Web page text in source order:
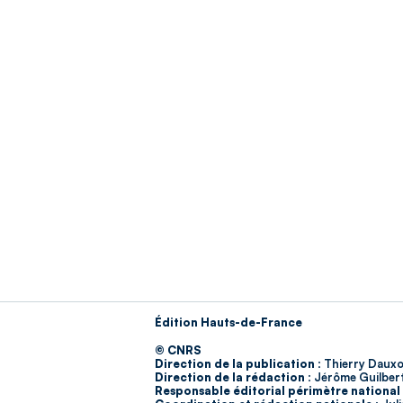
Édition Hauts-de-France
© CNRS
Direction de la publication : Thierry
Direction de la rédaction : Jérôme
Responsable éditorial périmètre national